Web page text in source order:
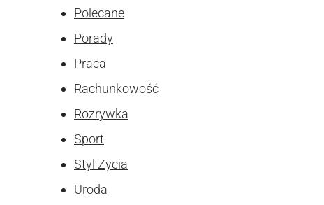
Polecane
Porady
Praca
Rachunkowość
Rozrywka
Sport
Styl Zycia
Uroda